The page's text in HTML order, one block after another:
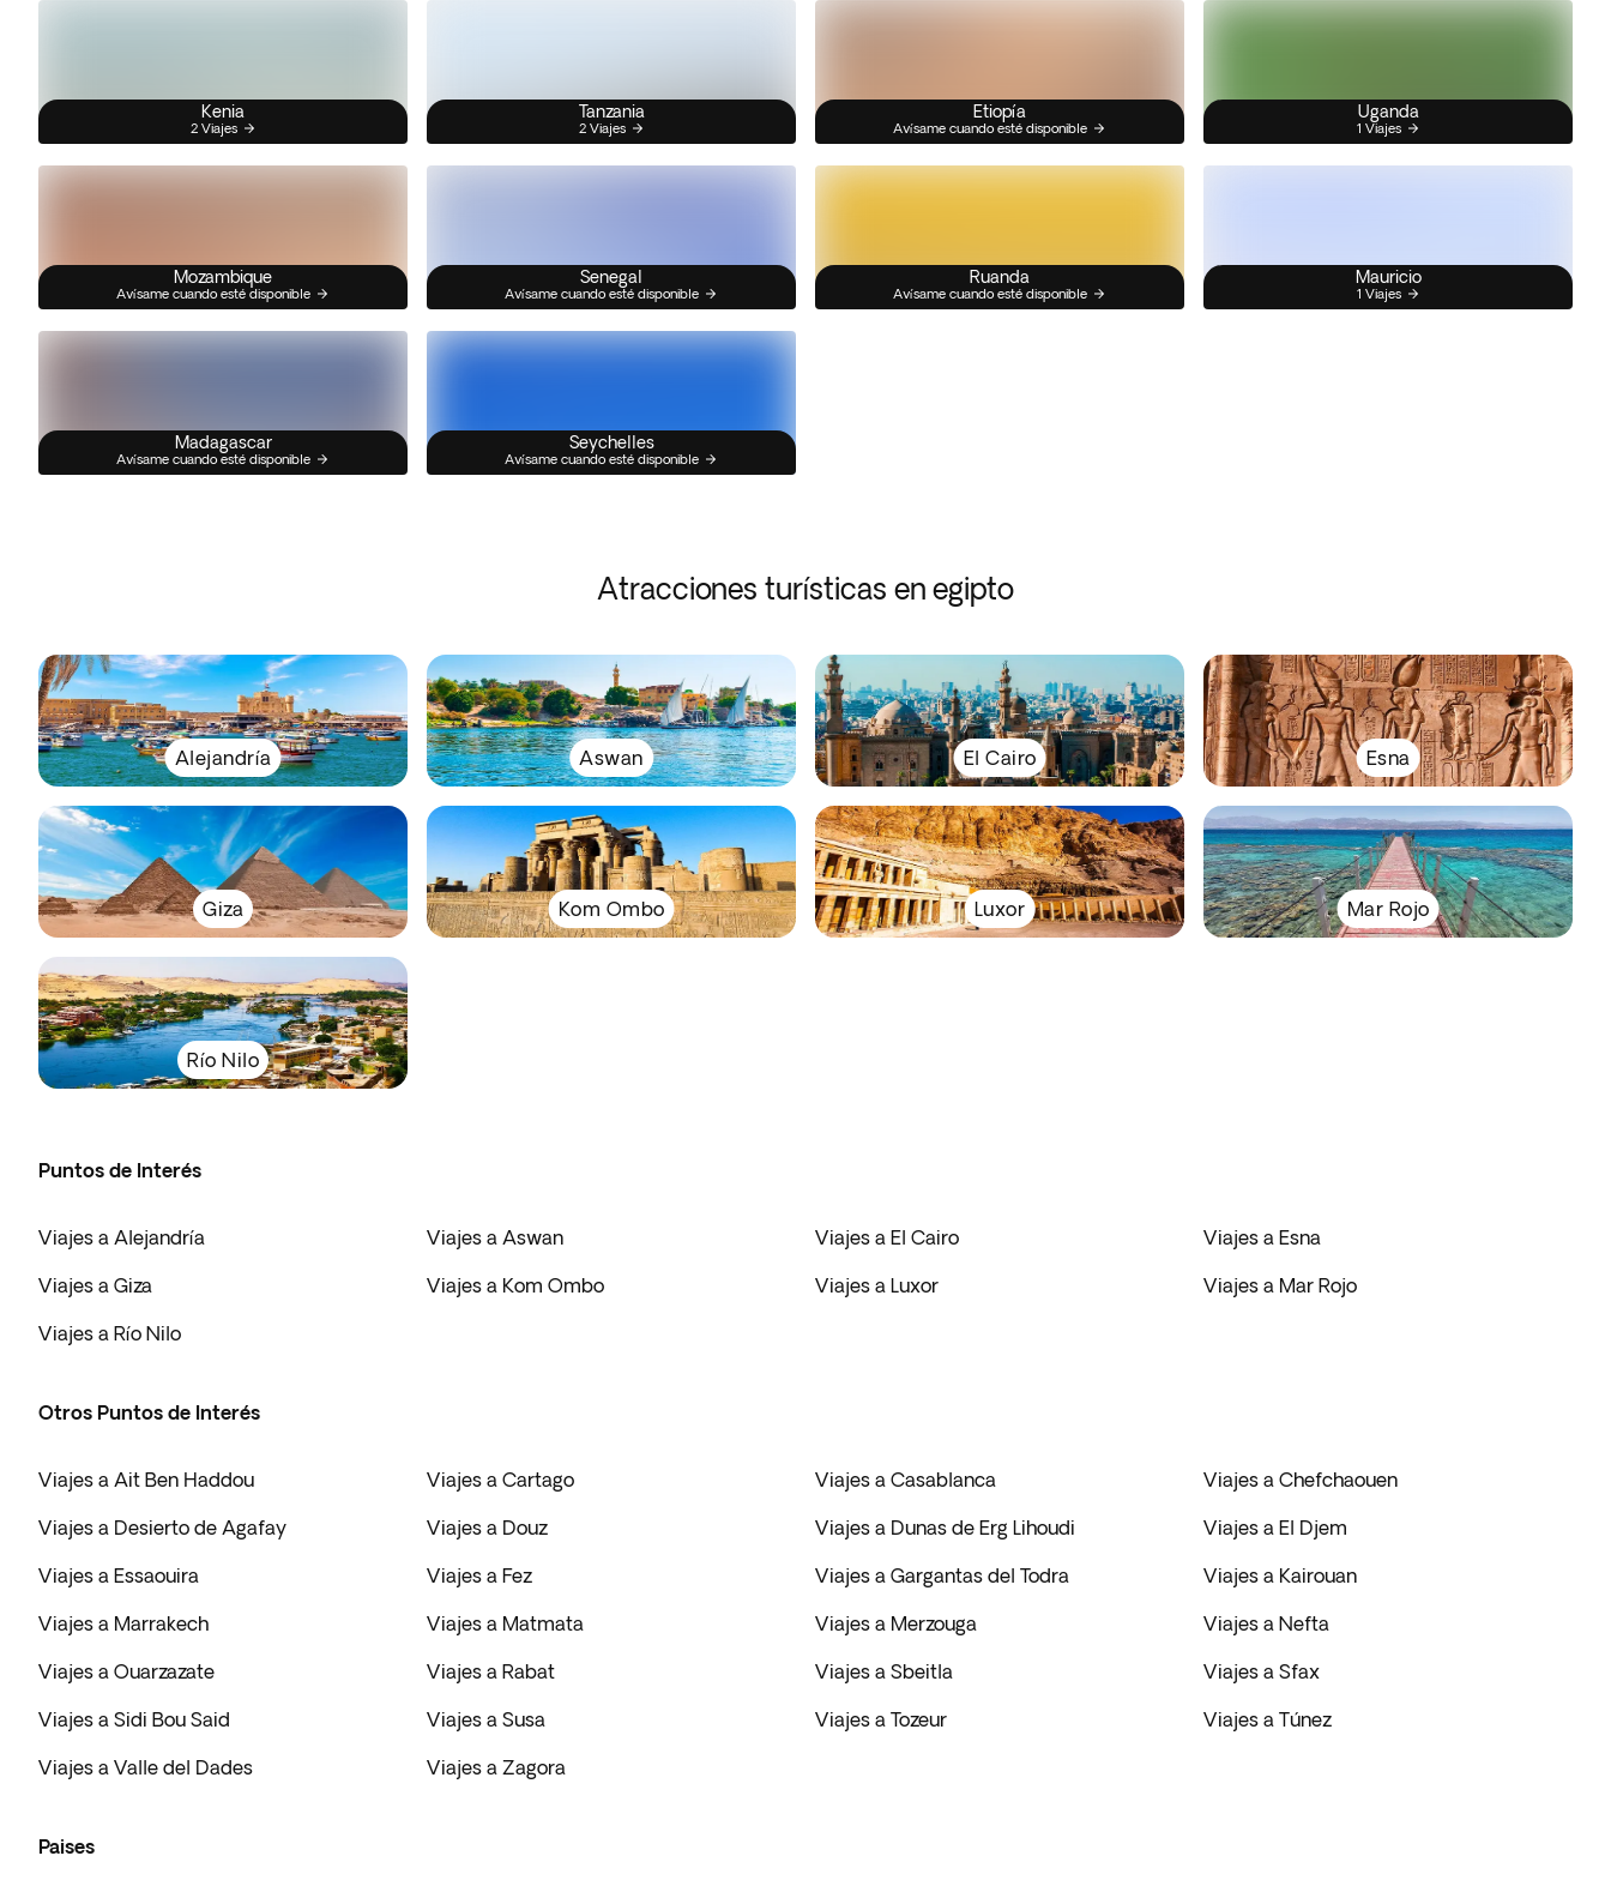
Kenia
2 Viajes
Tanzania
2 Viajes
Etiopía
Avísame cuando esté disponible
Uganda
1 Viajes
Mozambique
Avísame cuando esté disponible
Senegal
Avísame cuando esté disponible
Ruanda
Avísame cuando esté disponible
Mauricio
1 Viajes
Madagascar
Avísame cuando esté disponible
Seychelles
Avísame cuando esté disponible
Atracciones turísticas en egipto
Alejandría Aswan El Cairo Esna
Giza Kom Ombo Luxor Mar Rojo
Río Nilo
Puntos de Interés
Viajes a Alejandría Viajes a Aswan Viajes a El Cairo Viajes a Esna
Viajes a Giza Viajes a Kom Ombo Viajes a Luxor Viajes a Mar Rojo
Viajes a Río Nilo
Otros Puntos de Interés
Viajes a Ait Ben Haddou Viajes a Cartago Viajes a Casablanca Viajes a Chefchaouen
Viajes a Desierto de Agafay Viajes a Douz Viajes a Dunas de Erg Lihoudi Viajes a El Djem
Viajes a Essaouira Viajes a Fez Viajes a Gargantas del Todra Viajes a Kairouan
Viajes a Marrakech Viajes a Matmata Viajes a Merzouga Viajes a Nefta
Viajes a Ouarzazate Viajes a Rabat Viajes a Sbeitla Viajes a Sfax
Viajes a Sidi Bou Said Viajes a Susa Viajes a Tozeur Viajes a Túnez
Viajes a Valle del Dades Viajes a Zagora
Paises